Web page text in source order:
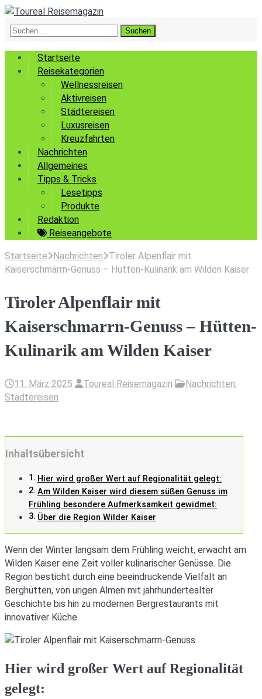
Suchen
Startseite
Reisekategorien
Wellnessreisen
Aktivreisen
Städtereisen
Luxusreisen
Kreuzfahrten
Nachrichten
Allgemeines
Tipps & Tricks
Lesetipps
Produkte
Redaktion
Reiseangebote
Startseite Nachrichten
Tiroler Alpenflair mit
Kaiserschmarrn-Genuss – Hütten-Kulinarik am Wilden Kaiser
Tiroler Alpenflair mit
Kaiserschmarrn-Genuss – Hütten-
Kulinarik am Wilden Kaiser
11. März 2025 Toureal Reisemagazin Nachrichten,
Städtereisen
Inhaltsübersicht
Hier wird großer Wert auf Regionalität gelegt:
Am Wilden Kaiser wird diesem süßen Genuss im
Frühling besondere Aufmerksamkeit gewidmet:
Über die Region Wilder Kaiser
Wenn der Winter langsam dem Frühling weicht, erwacht am
Wilden Kaiser eine Zeit voller kulinarischer Genüsse. Die
Region besticht durch eine beeindruckende Vielfalt an
Berghütten, von urigen Almen mit jahrhundertealter
Geschichte bis hin zu modernen Bergrestaurants mit
innovativer Küche.
Hier wird großer Wert auf Regionalität
gelegt: